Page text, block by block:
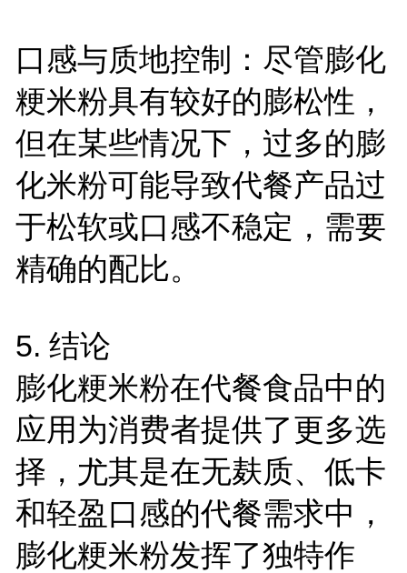
口感与质地控制：尽管膨化
粳米粉具有较好的膨松性，
但在某些情况下，过多的膨
化米粉可能导致代餐产品过
于松软或口感不稳定，需要
精确的配比。
5. 结论
膨化粳米粉在代餐食品中的
应用为消费者提供了更多选
择，尤其是在无麸质、低卡
和轻盈口感的代餐需求中，
膨化粳米粉发挥了独特作